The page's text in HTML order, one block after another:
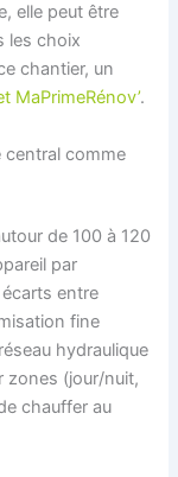
elle peut être
les choix
chantier, un
MaPrimeRénov’.
central comme
de 100 à 120
par
entre
fine
hydraulique
zones (jour/nuit,
chauffer au